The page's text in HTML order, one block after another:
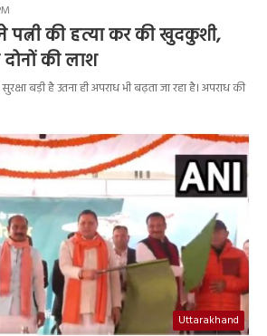
पत्नी की हत्या कर की खुदकुशी,
की लाश
बड़ी है उतना ही अपराध भी बढ़ता जा रहा है। अपराध की
Uttarakhand